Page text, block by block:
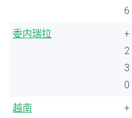
6
委内瑞拉
+
2
3
0
越南
+